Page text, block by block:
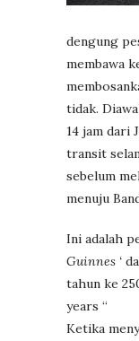
dengung
membawa
tidak.
14 jam dari
transit
sebelum
menuju
Ini adalah
Guinnes ‘
tahun ke
years “
Ketika